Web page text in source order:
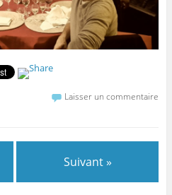
Laisser un commentaire
Suivant »